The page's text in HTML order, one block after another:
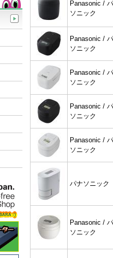
Panasonic /
ソニック
Panasonic /
ソニック
Panasonic /
ソニック
Panasonic /
ソニック
Panasonic /
ソニック
パナソニック
Panasonic /
ソニック